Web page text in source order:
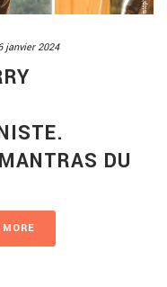
janvier 2024
DU
MORE